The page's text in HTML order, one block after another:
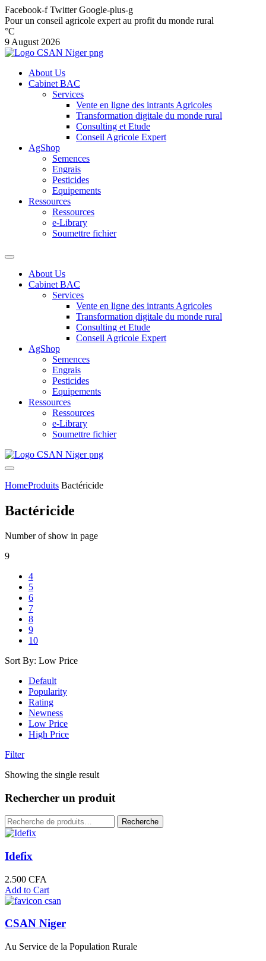
Facebook-f Twitter Google-plus-g
Pour un conseil agricole expert au profit du monde rural
°C
9 August 2026
About Us
Cabinet BAC
Services
Vente en ligne des intrants Agricoles
Transformation digitale du monde rural
Consulting et Etude
Conseil Agricole Expert
AgShop
Semences
Engrais
Pesticides
Equipements
Ressources
Ressources
e-Library
Soumettre fichier
About Us
Cabinet BAC
Services
Vente en ligne des intrants Agricoles
Transformation digitale du monde rural
Consulting et Etude
Conseil Agricole Expert
AgShop
Semences
Engrais
Pesticides
Equipements
Ressources
Ressources
e-Library
Soumettre fichier
HomeProduits Bactéricide
Bactéricide
Number of show in page
9
4
5
6
7
8
9
10
Sort By: Low Price
Default
Popularity
Rating
Newness
Low Price
High Price
Filter
Showing the single result
Rechercher un produit
Recherche
pour :
Recherche
Idefix
2.500 CFA
Add to Cart
CSAN Niger
Au Service de la Population Rurale